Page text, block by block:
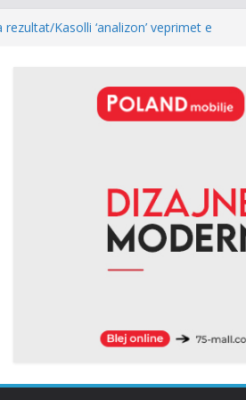
njëherë…
i kryeparlamentarit për LDK’në papritmas
dhe pa rëndësi